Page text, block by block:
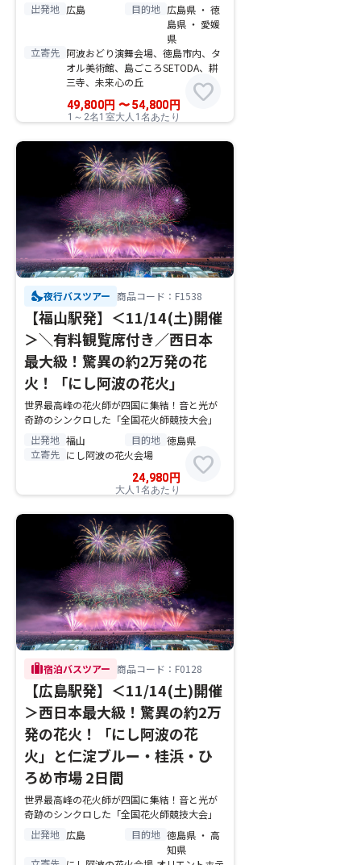
出発地 広島 目的地 広島県 ・ 徳
島県 ・ 愛媛
県
立寄先 阿波おどり演舞会場、徳島市内、タ
オル美術館、島ごころSETODA、耕
三寺、未来心の丘
49,800円 〜54,800 円
1～2名1室大人1名あたり
favorite
nights_stay夜行バスツアー 商品コード：F1538
【福山駅発】＜11/14(土)開催
＞＼有料観覧席付き／西日本
最大級！驚異の約2万発の花
火！「にし阿波の花火」
世界最高峰の花火師が四国に集結！音と光が
奇跡のシンクロした「全国花火師競技大会」
出発地 福山 目的地 徳島県
立寄先 にし阿波の花火会場
24,980 円
大人1名あたり
favorite
trip宿泊バスツアー 商品コード：F0128
【広島駅発】＜11/14(土)開催
＞西日本最大級！驚異の約2万
発の花火！「にし阿波の花
火」と仁淀ブルー・桂浜・ひ
ろめ市場 2日間
世界最高峰の花火師が四国に集結！音と光が
奇跡のシンクロした「全国花火師競技大会」
出発地 広島 目的地 徳島県 ・ 高
知県